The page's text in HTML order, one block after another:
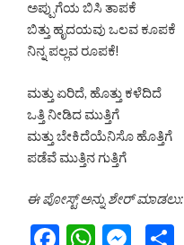
ಅಪ್ಪುಗೆಯ ಬಿಸಿ ತಾಪಕೆ
ಬಿತ್ತು ಹೃದಯವು ಒಲವ ಕೂಪಕೆ
ನಿನ್ನ ಪಲ್ಲವ ರೂಪಕೆ!
ಮತ್ತು ಏರಿದೆ, ಹೊತ್ತು ಕಳೆದಿದೆ
ಒತ್ತಿ ನೀಡಿದ ಮುತ್ತಿಗೆ
ಮತ್ತು ಬೇಕಿದೆಯೆನಿಸೊ ಹೊತ್ತಿಗೆ
ಪಡೆವೆ ಮುತ್ತಿನ ಗುತ್ತಿಗೆ
ಈ ಪೋಸ್ಟ್ ಅನ್ನು ಶೇರ್ ಮಾಡಲು: